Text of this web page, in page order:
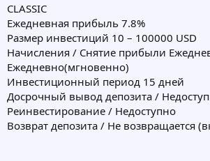
CLASSIC
Ежедневная прибыль 7.8%
Размер инвестиций 10 – 100000 USD
Начисления / Снятие прибыли
Ежедневно(мгновенно)
Инвестиционный период 15 дней
Досрочный вывод депозита /
Реинвестирование / Недоступно
Возврат депозита / Не возвращается